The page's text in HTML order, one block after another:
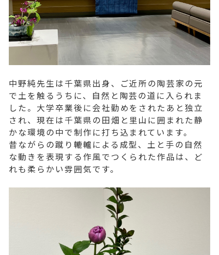
中野純先生は千葉県出身、ご近所の陶芸家の元
で土を触るうちに、自然と陶芸の道に入られま
した。大学卒業後に会社勤めをされたあと独立
され、現在は千葉県の田畑と里山に囲まれた静
かな環境の中で制作に打ち込まれています。
昔ながらの蹴り轆轤による成型、土と手の自然
な動きを表現する作風でつくられた作品は、ど
れも柔らかい雰囲気です。